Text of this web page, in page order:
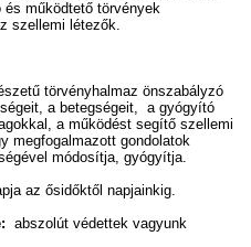
működtető törvények
szellemi létezők.
törvényhalmaz önszabályzó
a betegségeit, a gyógyító
a működést segítő szellemi
megfogalmazott gondolatok
módosítja, gyógyítja.
az ősidőktől napjainkig.
abszolút védettek vagyunk